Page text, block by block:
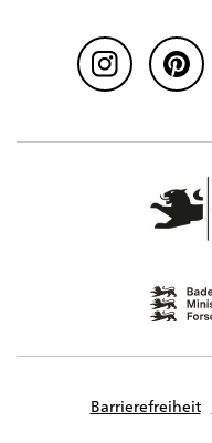
Barrierefreiheit